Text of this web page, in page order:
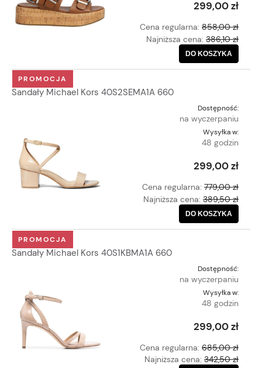
299,00 zł
Cena regularna: 858,00 zł
Najniższa cena: 386,10 zł
DO KOSZYKA
Sandały Michael Kors 40S2SEMA1A 660
Dostępność:
na wyczerpaniu
Wysyłka w:
48 godzin
299,00 zł
Cena regularna: 779,00 zł
Najniższa cena: 389,50 zł
DO KOSZYKA
PROMOCJA
Sandały Michael Kors 40S1KBMA1A 660
Dostępność:
na wyczerpaniu
Wysyłka w:
48 godzin
299,00 zł
Cena regularna: 685,00 zł
Najniższa cena: 342,50 zł
PROMOCJA